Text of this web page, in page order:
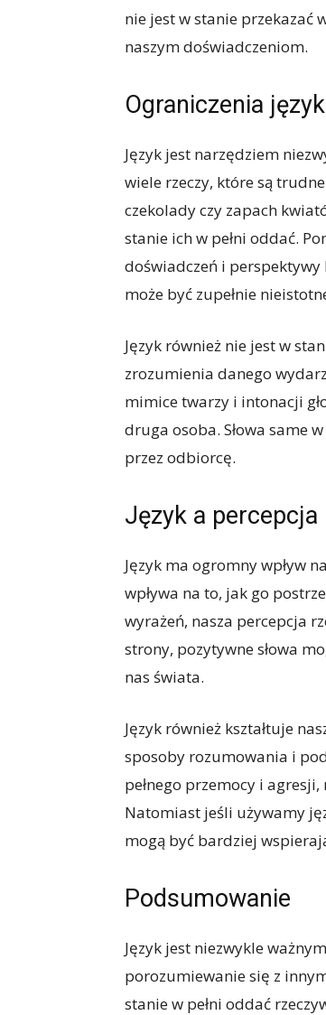
nie jest w stanie przekazać
naszym doświadczeniom.
Ograniczenia
Język jest narzędziem
wiele rzeczy, które są
czekolady czy zapach
stanie ich w pełni oddać.
doświadczeń i
może być zupełnie
Język również nie jest w
zrozumienia danego
mimice twarzy i intonacji
druga osoba. Słowa same
przez odbiorcę.
Język a
Język ma ogromny wpływ
wpływa na to, jak go
wyrażeń, nasza percepcja
strony, pozytywne słowa
nas świata.
Język również kształtuje
sposoby rozumowania i
pełnego przemocy i
Natomiast jeśli używamy
mogą być bardziej
Podsumowanie
Język jest niezwykle
porozumiewanie się z
stanie w pełni oddać